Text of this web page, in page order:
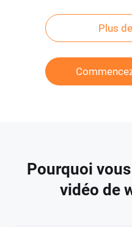
Plus
Pourquoi
vidéo de